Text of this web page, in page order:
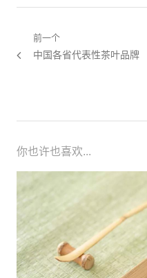
文章导航
前一个
上一篇：
中国各省代表性茶叶品牌
你也许也喜欢...